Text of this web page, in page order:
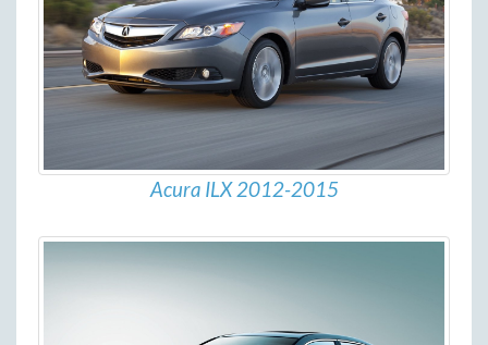
Acura ILX 2012-2015